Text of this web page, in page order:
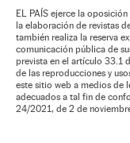
EL PAÍS ejerce la
la elaboración de revistas
también realiza la reserva
comunicación pública de
prevista en el artículo 33.1
de las reproducciones y
este sitio web a medios de
adecuados a tal fin de
24/2021, de 2 de